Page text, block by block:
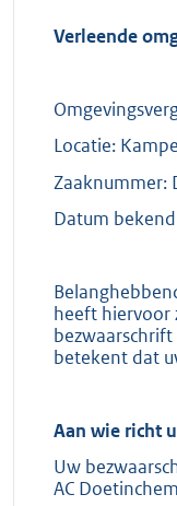
Verleende
Locatie:
Zaaknummer:
Datum
heeft hiervoor
betekent dat
Aan wie richt
Uw
AC